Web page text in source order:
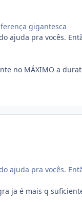
gigantesca
ajuda pra vocês.
no MÁXIMO a
ajuda pra vocês.
ja é mais q